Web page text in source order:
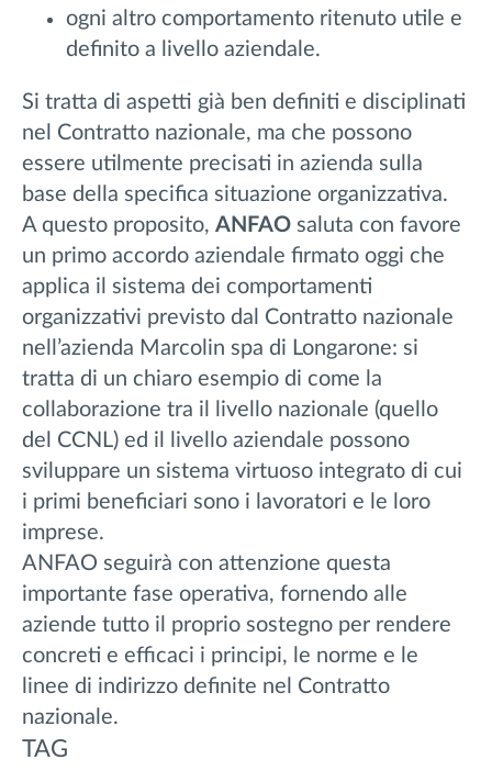
ogni altro comportamento ritenuto utile e
definito a livello aziendale.
Si tratta di aspetti già ben definiti e disciplinati
nel Contratto nazionale, ma che possono
essere utilmente precisati in azienda sulla
base della specifica situazione organizzativa.
A questo proposito, ANFAO saluta con favore
un primo accordo aziendale firmato oggi che
applica il sistema dei comportamenti
organizzativi previsto dal Contratto nazionale
nell’azienda Marcolin spa di Longarone: si
tratta di un chiaro esempio di come la
collaborazione tra il livello nazionale (quello
del CCNL) ed il livello aziendale possono
sviluppare un sistema virtuoso integrato di cui
i primi beneficiari sono i lavoratori e le loro
imprese.
ANFAO seguirà con attenzione questa
importante fase operativa, fornendo alle
aziende tutto il proprio sostegno per rendere
concreti e efficaci i principi, le norme e le
linee di indirizzo definite nel Contratto
nazionale.
TAG